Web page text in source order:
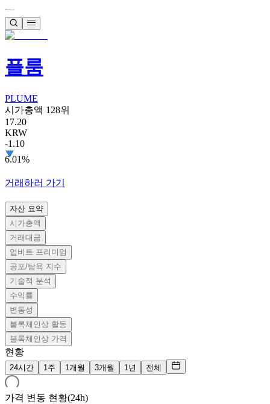
플룸
PLUME
시가총액 128위
17.20
KRW
-1.10
6.01%
거래하러 가기
자산 요약
시가총액
거래대금
업비트 프리미엄
공포/탐욕 지수
기술적 분석
수익률
변동성
블록체인상 활동
블록체인상 가격
현황
24시간 1주 1개월 3개월 1년 전체
가격 변동 현황(24h)